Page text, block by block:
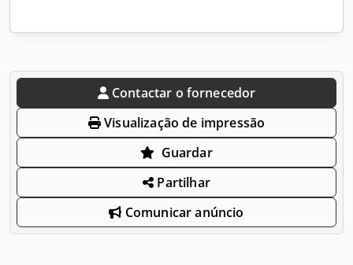
Contactar o fornecedor
Visualização de impressão
Guardar
Partilhar
Comunicar anúncio